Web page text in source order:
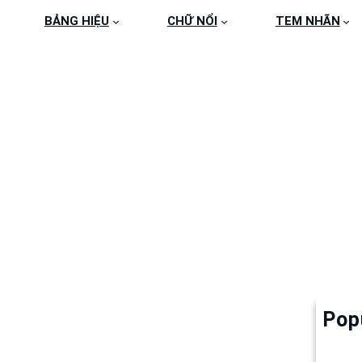
BẢNG HIỆU CHỮ NỔI TEM NHÃN